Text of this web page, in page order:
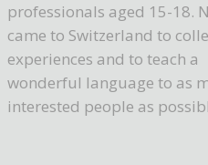
professionals aged 15-18.
came to Switzerland to
experiences and to teach a
wonderful language to as
interested people as